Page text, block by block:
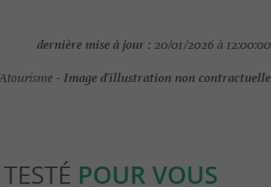
dernière mise à jour : 20/01/2026 à 12:00:00
-Image d'illustration non contractuelle
POUR VOUS